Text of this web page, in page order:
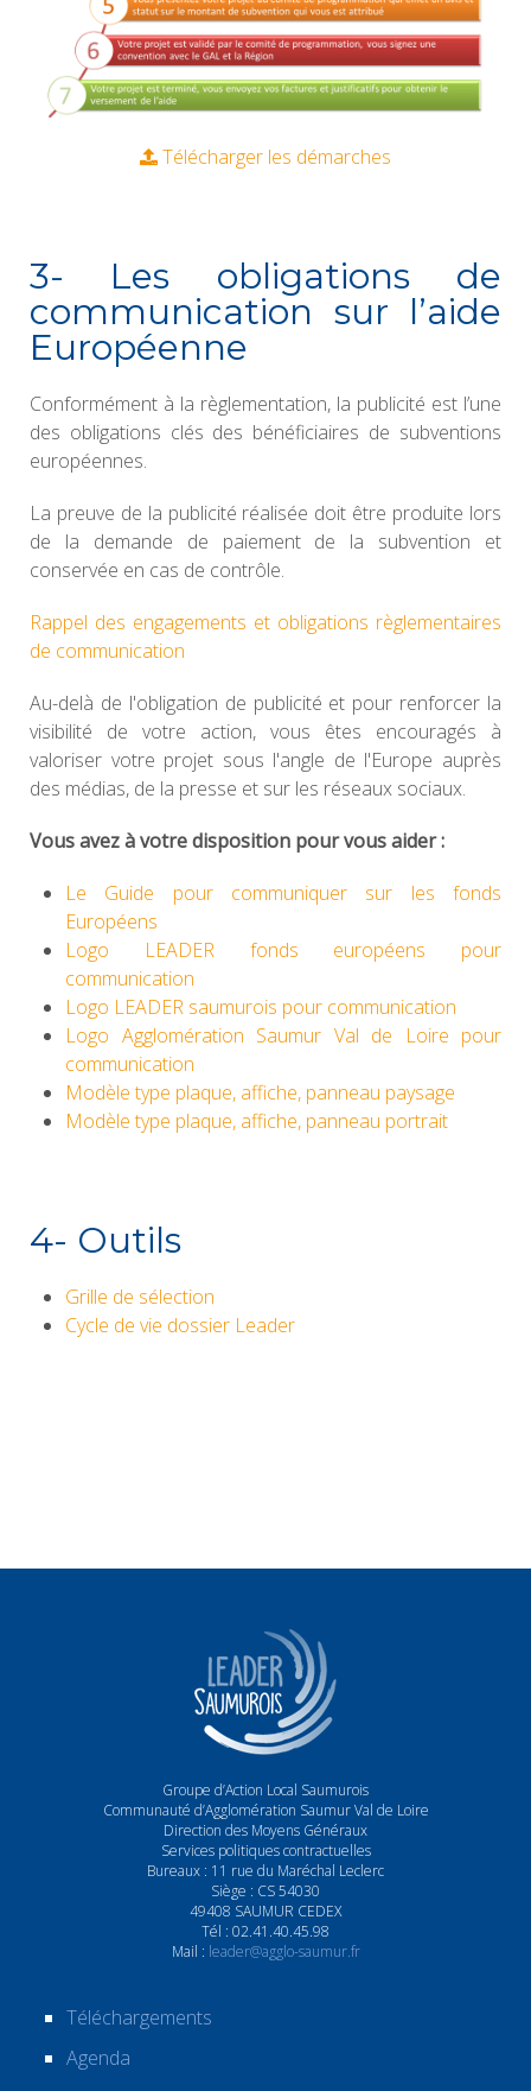
Télécharger les démarches
3- Les obligations de
communication sur l’aide
Européenne
Conformément à la règlementation, la publicité est l’une
des obligations clés des bénéficiaires de subventions
européennes.
La preuve de la publicité réalisée doit être produite lors
de la demande de paiement de la subvention et
conservée en cas de contrôle.
Rappel des engagements et obligations règlementaires
de communication
Au-delà de l'obligation de publicité et pour renforcer la
visibilité de votre action, vous êtes encouragés à
valoriser votre projet sous l'angle de l'Europe auprès
des médias, de la presse et sur les réseaux sociaux.
Vous avez à votre disposition pour vous aider :
Le Guide pour communiquer sur les fonds
Européens
Logo LEADER fonds européens pour
communication
Logo LEADER saumurois pour communication
Logo Agglomération Saumur Val de Loire pour
communication
Modèle type plaque, affiche, panneau paysage
Modèle type plaque, affiche, panneau portrait
4- Outils
Grille de sélection
Cycle de vie dossier Leader
Groupe d’Action Local Saumurois
Communauté d’Agglomération Saumur Val de Loire
Direction des Moyens Généraux
Services politiques contractuelles
Bureaux : 11 rue du Maréchal Leclerc
Siège : CS 54030
49408 SAUMUR CEDEX
Tél : 02.41.40.45.98
Mail : leader@agglo-saumur.fr
Téléchargements
Agenda